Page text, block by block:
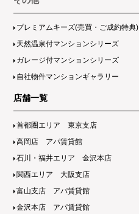
プレミアムキーズ(売買・ご成約特典)
天然温泉付マンションシリーズ
ガレージ付マンションシリーズ
自社物件マンションギャラリー
店舗一覧
首都圏エリア 東京支店
高岡店 アパ賃貸館
石川・福井エリア 金沢本店
関西エリア 大阪支店
富山支店 アパ賃貸館
金沢本店 アパ賃貸館